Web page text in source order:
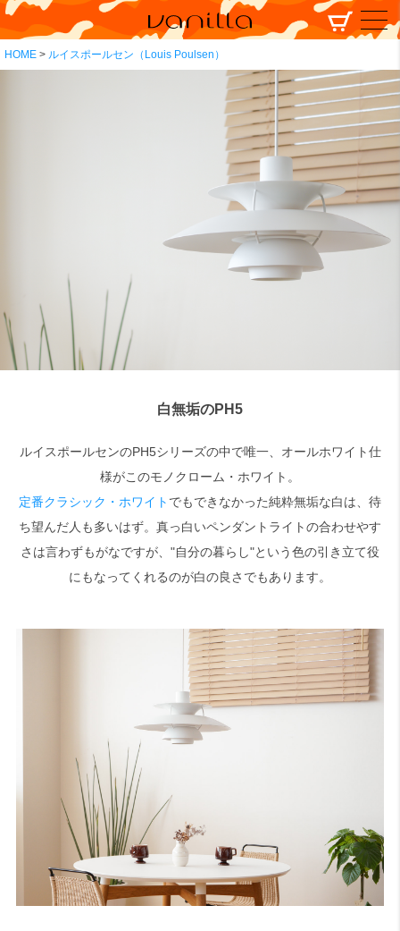
HOME ルイスポールセン（Louis Poulsen）
検索
白無垢のPH5
ルイスポールセンのPH5シリーズの中で唯一、オールホワイト仕
様がこのモノクローム・ホワイト。
定番クラシック・ホワイト でもできなかった純粋無垢な白は、待
ち望んだ人も多いはず。真っ白いペンダントライトの合わせやす
さは言わずもがなですが、"自分の暮らし"という色の引き立て役
にもなってくれるのが白の良さでもあります。